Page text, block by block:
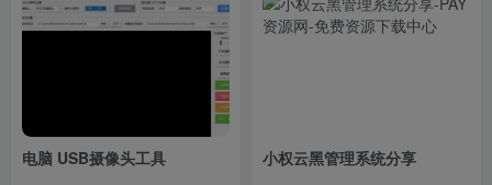
电脑 USB摄像头工具 小权云黑管理系统分享